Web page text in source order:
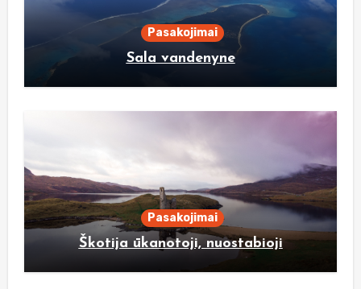
Pasakojimai
Sala vandenyne
Pasakojimai
Škotija ūkanotoji, nuostabioji